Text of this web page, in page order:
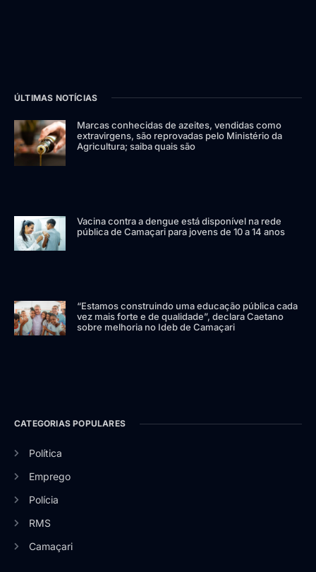
ÚLTIMAS NOTÍCIAS
Marcas conhecidas de azeites, vendidas como
extravirgens, são reprovadas pelo Ministério da
Agricultura; saiba quais são
Vacina contra a dengue está disponível na rede
pública de Camaçari para jovens de 10 a 14 anos
“Estamos construindo uma educação pública cada
vez mais forte e de qualidade”, declara Caetano
sobre melhoria no Ideb de Camaçari
CATEGORIAS POPULARES
Política
Emprego
Polícia
RMS
Camaçari